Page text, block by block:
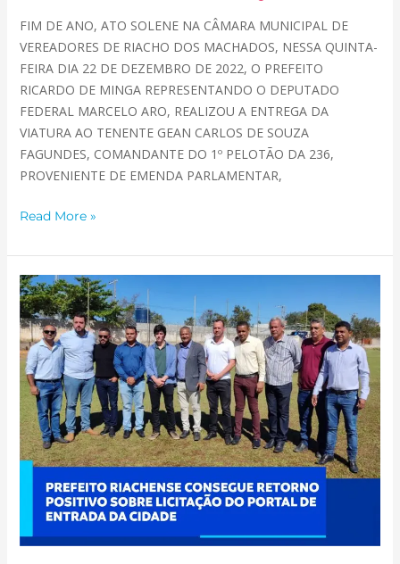
FIM DE ANO, ATO SOLENE NA CÂMARA MUNICIPAL DE
VEREADORES DE RIACHO DOS MACHADOS, NESSA QUINTA-
FEIRA DIA 22 DE DEZEMBRO DE 2022, O PREFEITO
RICARDO DE MINGA REPRESENTANDO O DEPUTADO
FEDERAL MARCELO ARO, REALIZOU A ENTREGA DA
VIATURA AO TENENTE GEAN CARLOS DE SOUZA
FAGUNDES, COMANDANTE DO 1º PELOTÃO DA 236,
PROVENIENTE DE EMENDA PARLAMENTAR,
Read More »
PREFEITO
RIACHENSE
CONSEGUE
RETORNO
POSITIVO
SOBRE
LICITAÇÃO
DO
PORTAL
ENTRADA
CIDADE